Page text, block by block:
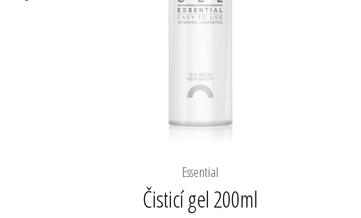
Essential
Čisticí gel 200ml